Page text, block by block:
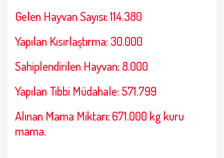
Gelen Hayvan Sayısı: 114.380
Yapılan Kısırlaştırma: 30.000
Sahiplendirilen Hayvan: 8.000
Yapılan Tıbbi Müdahale: 571.799
Alınan Mama Miktarı: 671.000 kg kuru
mama.